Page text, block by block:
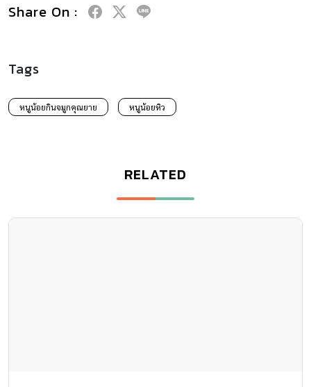
Share On :
Tags
หนูน้อยกินจมูกคุณยาย หนูน้อยหิว
RELATED